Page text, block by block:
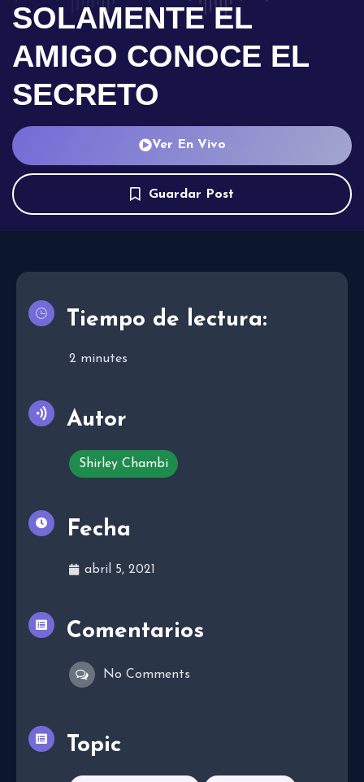
SOLAMENTE EL
AMIGO CONOCE EL
SECRETO
Ver En Vivo
Guardar Post
Tiempo de lectura:
2 minutes
Autor
Shirley Chambi
Fecha
abril 5, 2021
Comentarios
No Comments
Topic